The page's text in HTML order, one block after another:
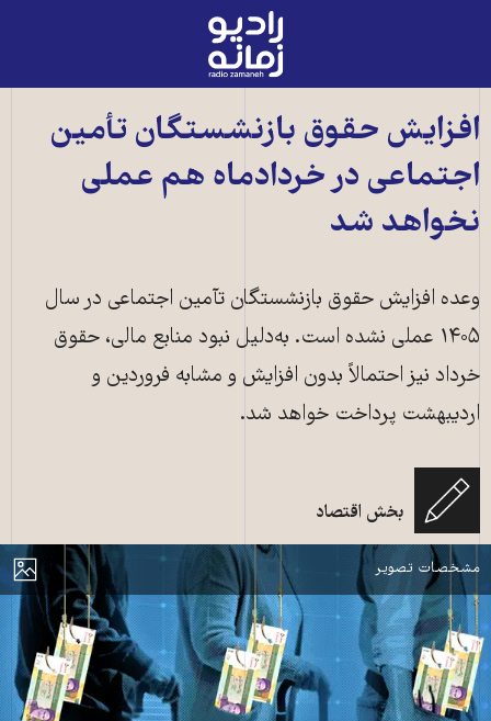
رادیو
زمانه
صفحه
اصلی
افزایش حقوق بازنشستگان تأمین
اجتماعی در خردادماه هم عملی
نخواهد شد
وعده افزایش حقوق بازنشستگان تآمین اجتماعی در سال
۱۴۰۵ عملی نشده است. به‌دلیل نبود منابع مالی، حقوق
خرداد نیز احتمالاً بدون افزایش و مشابه فروردین و
اردیبهشت پرداخت خواهد شد.
بخش اقتصاد
نمایش
مشخصات تصویر
فروش زندگی آینده کارگران و بازنشستگان در برنامه هفتم توسعه ـ طرح از زمانه